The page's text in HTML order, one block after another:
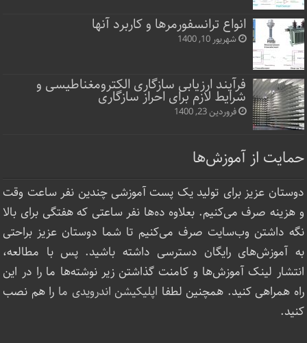
انواع ترانسفورمرها و کاربرد آنها
شهریور 10, 1400
فرآیند ارزیابی سازگاری الکترومغناطیسی و
شرایط لازم برای احراز سازگاری
فروردین 23, 1400
حمایت از آموزش‌ها
دوستان عزیز برای تولید یک پست آموزشی چندین نفر ساعت‌ وقت
و هزینه صرف می‌کنیم. بعلاوه ده‌ها نفر ساعتی که هفتگی برای بالا
نگه داشتن وب‌سایت صرف ‌می‌کنیم تا شما دوستان عزیز براحتی
به آموزش‌های رایگان دسترسی داشته باشید. پس با مطالعه،
انتشار لینک‌ آموزش‌ها و کامنت گذاشتن زیر نوشته‌‌ها ما را در این
راه همراهی کنید. همچنین لطفا اپلیکیشن اندرویدی ما را هم نصب
کنید.